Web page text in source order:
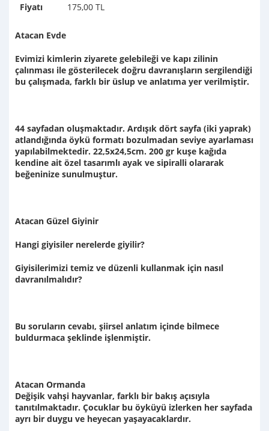
Fiyatı 175,00 TL
Atacan Evde
Evimizi kimlerin ziyarete gelebileği ve kapı zilinin
çalınması ile gösterilecek doğru davranışların sergilendiği
bu çalışmada, farklı bir üslup ve anlatıma yer verilmiştir.
44 sayfadan oluşmaktadır. Ardışık dört sayfa (iki yaprak)
atlandığında öykü formatı bozulmadan seviye ayarlaması
yapılabilmektedir. 22,5x24,5cm. 200 gr kuşe kağıda
kendine ait özel tasarımlı ayak ve sipiralli olararak
beğeninize sunulmuştur.
Atacan Güzel Giyinir
Hangi giyisiler nerelerde giyilir?
Giyisilerimizi temiz ve düzenli kullanmak için nasıl
davranılmalıdır?
Bu soruların cevabı, şiirsel anlatım içinde bilmece
buldurmaca şeklinde işlenmiştir.
Atacan Ormanda
Değişik vahşi hayvanlar, farklı bir bakış açısıyla
tanıtılmaktadır. Çocuklar bu öyküyü izlerken her sayfada
ayrı bir duygu ve heyecan yaşayacaklardır.